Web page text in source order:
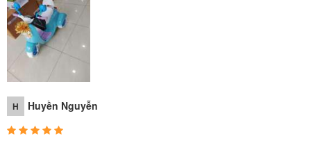
H Huyền Nguyễn